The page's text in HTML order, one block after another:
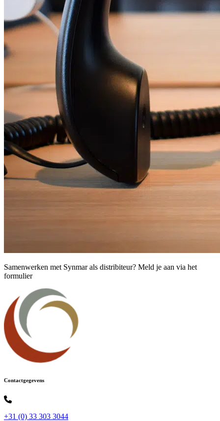
Samenwerken met Synmar als distribiteur? Meld je aan via het
formulier
Contactgegevens
+31 (0) 33 303 3044